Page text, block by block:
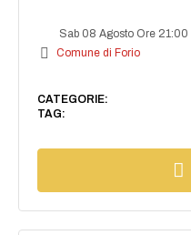
Sab 08 Agosto Ore 21:00
Comune di Forio
CATEGORIE:
TAG: